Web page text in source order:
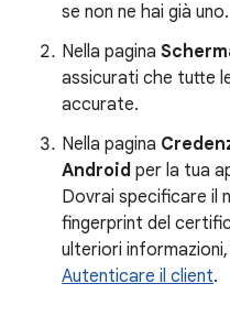
se non ne hai già uno.
Nella pagina
assicurati che tutte
accurate.
Nella pagina
Android per la tua
Dovrai specificare il
fingerprint del
ulteriori
Autenticare il client.